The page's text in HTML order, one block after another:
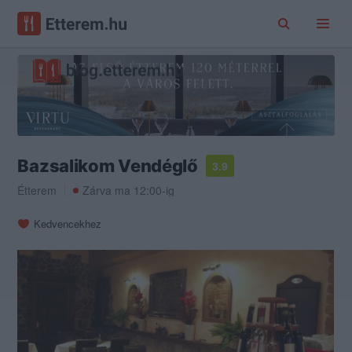
Bazsalikom Vendéglő
3.9
Étterem
Zárva ma 12:00-ig
Kedvencekhez